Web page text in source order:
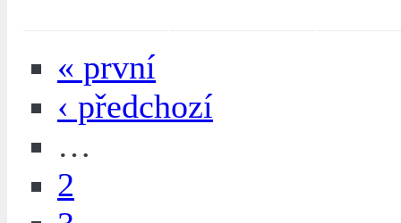
« první
‹ předchozí
…
2